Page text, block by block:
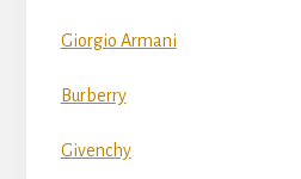
Giorgio Armani
Burberry
Givenchy